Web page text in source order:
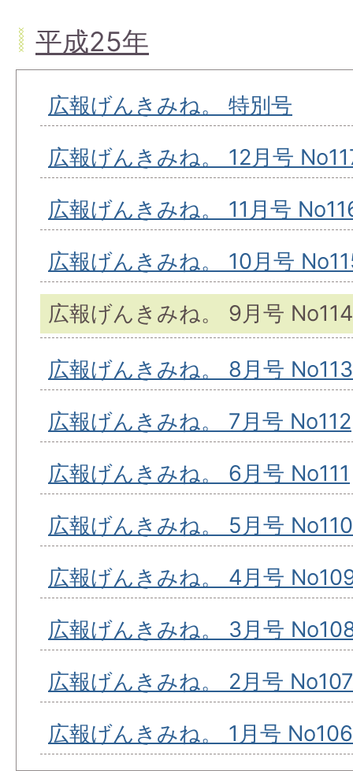
平成25年
広報げんきみね。 特別号
広報げんきみね。 12月号
広報げんきみね。 11月号
広報げんきみね。 10月号
広報げんきみね。 9月号 No114
広報げんきみね。 8月号 No113
広報げんきみね。 7月号 No112
広報げんきみね。 6月号 No111
広報げんきみね。 5月号 No110
広報げんきみね。 4月号
広報げんきみね。 3月号
広報げんきみね。 2月号 No107
広報げんきみね。 1月号 No106